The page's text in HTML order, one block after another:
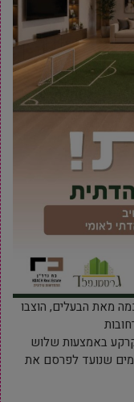
והסכמה מאת הבעלים, הוצבו
באמצעות שלוש
שנועד לפרסם את